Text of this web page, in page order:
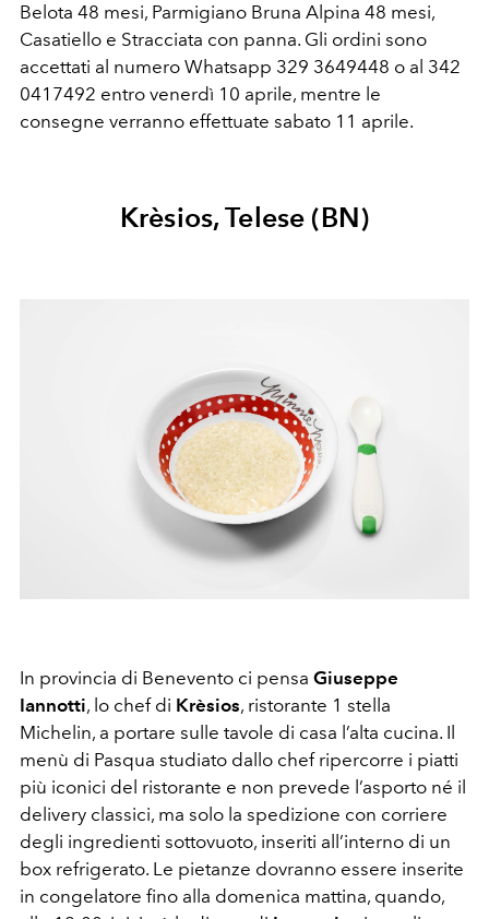
Belota 48 mesi, Parmigiano Bruna Alpina 48 mesi,
Casatiello e Stracciata con panna. Gli ordini sono
accettati al numero Whatsapp 329 3649448 o al 342
0417492 entro venerdì 10 aprile, mentre le
consegne verranno effettuate sabato 11 aprile.
Krèsios, Telese (BN)
In provincia di Benevento ci pensa Giuseppe
Iannotti, lo chef di Krèsios, ristorante 1 stella
Michelin, a portare sulle tavole di casa l’alta cucina. Il
menù di Pasqua studiato dallo chef ripercorre i piatti
più iconici del ristorante e non prevede l’asporto né il
delivery classici, ma solo la spedizione con corriere
degli ingredienti sottovuoto, inseriti all’interno di un
box refrigerato. Le pietanze dovranno essere inserite
in congelatore fino alla domenica mattina, quando,